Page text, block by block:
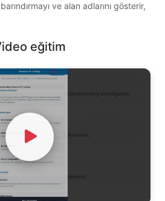
ve alan adlarını gösterir,
eğitim
Watch Video